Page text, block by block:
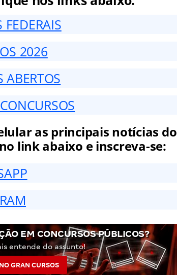
FEDERAIS
2026
ABERTOS
as principais notícias do
link abaixo e inscreva-se:
EM CONCURSOS PÚBLICOS?
entende do assunto!
GRAN CURSOS